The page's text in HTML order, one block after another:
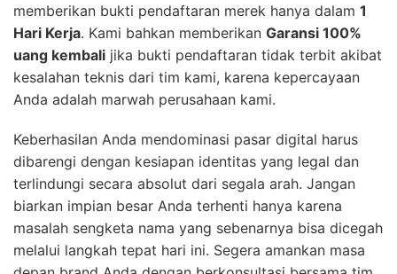
memberikan bukti pendaftaran merek hanya dalam 1
Hari Kerja. Kami bahkan memberikan Garansi 100%
uang kembali jika bukti pendaftaran tidak terbit akibat
kesalahan teknis dari tim kami, karena kepercayaan
Anda adalah marwah perusahaan kami.
Keberhasilan Anda mendominasi pasar digital harus
dibarengi dengan kesiapan identitas yang legal dan
terlindungi secara absolut dari segala arah. Jangan
biarkan impian besar Anda terhenti hanya karena
masalah sengketa nama yang sebenarnya bisa dicegah
melalui langkah tepat hari ini. Segera amankan masa